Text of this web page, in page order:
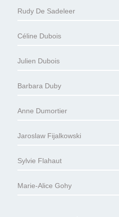
Rudy De Sadeleer
Céline Dubois
Julien Dubois
Barbara Duby
Anne Dumortier
Jaroslaw Fijalkowski
Sylvie Flahaut
Marie-Alice Gohy